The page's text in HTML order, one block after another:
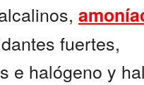
fuertes,
e halógeno y